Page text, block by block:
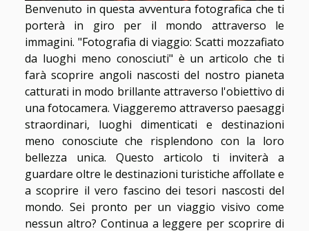
Benvenuto in questa avventura fotografica che ti
porterà in giro per il mondo attraverso le
immagini. "Fotografia di viaggio: Scatti mozzafiato
da luoghi meno conosciuti" è un articolo che ti
farà scoprire angoli nascosti del nostro pianeta
catturati in modo brillante attraverso l'obiettivo di
una fotocamera. Viaggeremo attraverso paesaggi
straordinari, luoghi dimenticati e destinazioni
meno conosciute che risplendono con la loro
bellezza unica. Questo articolo ti inviterà a
guardare oltre le destinazioni turistiche affollate e
a scoprire il vero fascino dei tesori nascosti del
mondo. Sei pronto per un viaggio visivo come
nessun altro? Continua a leggere per scoprire di